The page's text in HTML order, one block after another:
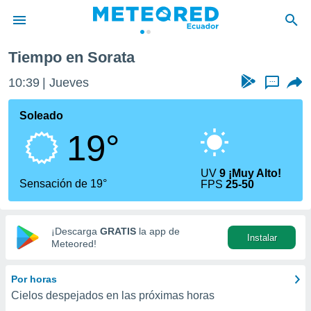
de
ha
calidad.
a este
las
y
digital
basada
Tiempo en Sorata
10:39 Jueves ...
Soleado
19°
Sensación de 19°
UV9 ¡Muy Alto!
FPS25-50
¡Descarga GRATIS la app de
Meteored!
Instalar
Por horas
Cielos despejados en las próximas horas